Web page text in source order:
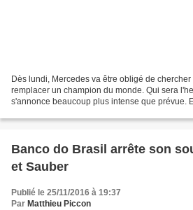
Dès lundi, Mercedes va être obligé de
remplacer un champion du monde. Qui sera
s'annonce beaucoup plus intense que prévue.
Banco do Brasil arrête son
et Sauber
Publié le 25/11/2016 à 19:37
Par Matthieu Piccon